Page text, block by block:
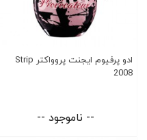
ادو پرفیوم ایجنت پروواکتر Strip
2008
-- ناموجود --